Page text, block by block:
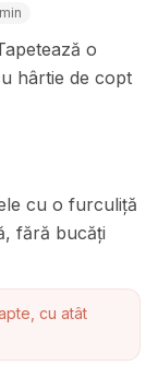
min
o
hârtie de copt
cu o furculiță
fără bucăți
cu atât